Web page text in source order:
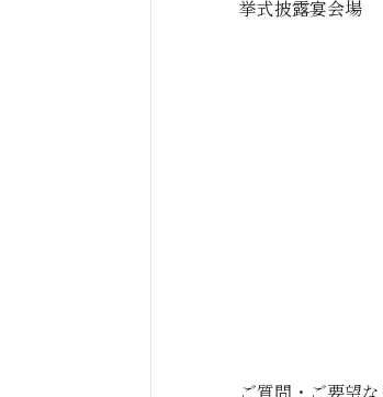
挙式披露宴会場